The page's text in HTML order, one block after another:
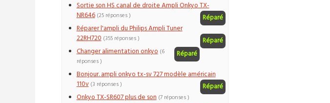
Sortie son HS canal de droite Ampli Onkyo TX-
NR646
Réparé
(25 réponses )
Réparer l'ampli du Philips Ampli Tuner
22RH720
Réparé
(355 réponses )
Changer alimentation onkyo Réparé
(6
réponses )
Bonjour. ampli onkyo tx-sv 727 modèle américain
110v
Réparé
(3 réponses )
Onkyo TX-SR607 plus de son (7 réponses )